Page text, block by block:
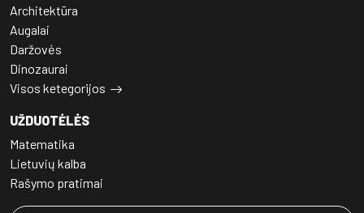
Architektūra
Augalai
Daržovės
Dinozaurai
Visos ketegorijos
UŽDUOTĖLĖS
Matematika
Lietuvių kalba
Rašymo pratimai